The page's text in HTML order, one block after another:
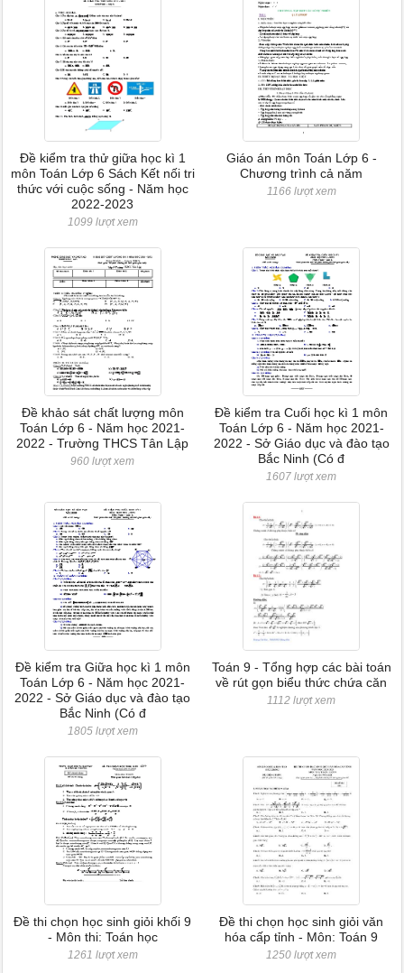
Đề kiểm tra thử giữa học kì 1
môn Toán Lớp 6 Sách Kết nối tri
thức với cuộc sống - Năm học
2022-2023
1099 lượt xem
Giáo án môn Toán Lớp 6 -
Chương trình cả năm
1166 lượt xem
Đề khảo sát chất lượng môn
Toán Lớp 6 - Năm học 2021-
2022 - Trường THCS Tân Lập
960 lượt xem
Đề kiểm tra Cuối học kì 1 môn
Toán Lớp 6 - Năm học 2021-
2022 - Sở Giáo dục và đào tạo
Bắc Ninh (Có đ
1607 lượt xem
Đề kiểm tra Giữa học kì 1 môn
Toán Lớp 6 - Năm học 2021-
2022 - Sở Giáo dục và đào tạo
Bắc Ninh (Có đ
1805 lượt xem
Toán 9 - Tổng hợp các bài toán
về rút gọn biểu thức chứa căn
1112 lượt xem
Đề thi chọn học sinh giỏi khối 9
- Môn thi: Toán học
1261 lượt xem
Đề thi chọn học sinh giỏi văn
hóa cấp tỉnh - Môn: Toán 9
1250 lượt xem